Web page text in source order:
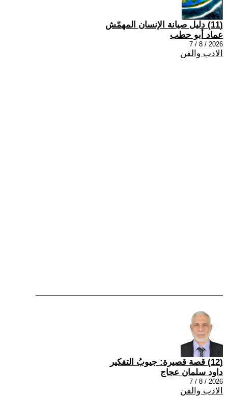
(11) دليل صيانة الإنسان المهمّش
عماد أبو حطب
2026 / 8 / 7
الادب والفن
(12) قصة قصيرة: جيوبُ التفكير
داود سلمان عجاج
2026 / 8 / 7
الادب والفن